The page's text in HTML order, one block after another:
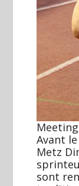
Avant
Metz
sont